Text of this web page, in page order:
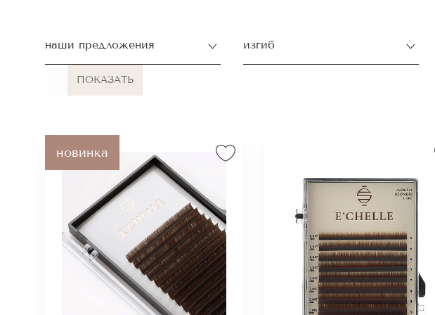
Наш бренд предлагает купить
Коричневые ресницы выпускаются
варианты для людей с разной
разного эффекта от процедуры
Также волоски отличаются по
ресницы диаметром 0.07, 0.10 и 0,12
выразительности.
Преимущества
наши предложения изгиб
новинка